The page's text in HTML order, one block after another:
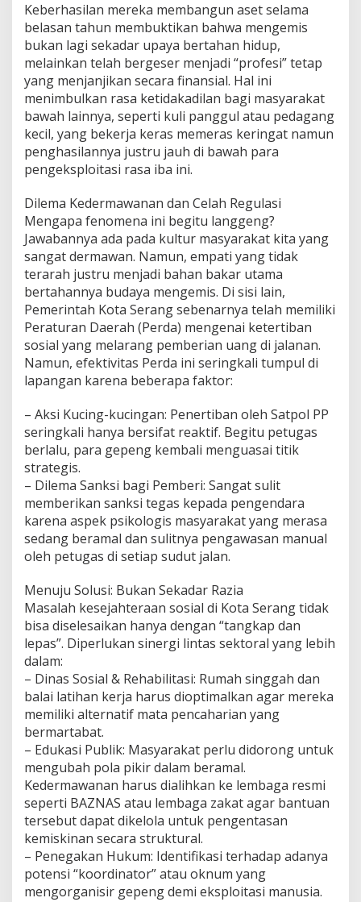
p
e
n
g
S
e
r
a
n
Keberhasilan mereka membangun aset selama
belasan tahun membuktikan bahwa mengemis
bukan lagi sekadar upaya bertahan hidup,
melainkan telah bergeser menjadi “profesi” tetap
yang menjanjikan secara finansial. Hal ini
menimbulkan rasa ketidakadilan bagi masyarakat
bawah lainnya, seperti kuli panggul atau pedagang
kecil, yang bekerja keras memeras keringat namun
penghasilannya justru jauh di bawah para
pengeksploitasi rasa iba ini.
Dilema Kedermawanan dan Celah Regulasi
Mengapa fenomena ini begitu langgeng?
Jawabannya ada pada kultur masyarakat kita yang
sangat dermawan. Namun, empati yang tidak
terarah justru menjadi bahan bakar utama
bertahannya budaya mengemis. Di sisi lain,
Pemerintah Kota Serang sebenarnya telah memiliki
Peraturan Daerah (Perda) mengenai ketertiban
sosial yang melarang pemberian uang di jalanan.
Namun, efektivitas Perda ini seringkali tumpul di
lapangan karena beberapa faktor:
– Aksi Kucing-kucingan: Penertiban oleh Satpol PP
seringkali hanya bersifat reaktif. Begitu petugas
berlalu, para gepeng kembali menguasai titik
strategis.
– Dilema Sanksi bagi Pemberi: Sangat sulit
memberikan sanksi tegas kepada pengendara
karena aspek psikologis masyarakat yang merasa
sedang beramal dan sulitnya pengawasan manual
oleh petugas di setiap sudut jalan.
Menuju Solusi: Bukan Sekadar Razia
Masalah kesejahteraan sosial di Kota Serang tidak
bisa diselesaikan hanya dengan “tangkap dan
lepas”. Diperlukan sinergi lintas sektoral yang lebih
dalam:
– Dinas Sosial & Rehabilitasi: Rumah singgah dan
balai latihan kerja harus dioptimalkan agar mereka
memiliki alternatif mata pencaharian yang
bermartabat.
– Edukasi Publik: Masyarakat perlu didorong untuk
mengubah pola pikir dalam beramal.
Kedermawanan harus dialihkan ke lembaga resmi
seperti BAZNAS atau lembaga zakat agar bantuan
tersebut dapat dikelola untuk pengentasan
kemiskinan secara struktural.
– Penegakan Hukum: Identifikasi terhadap adanya
potensi “koordinator” atau oknum yang
mengorganisir gepeng demi eksploitasi manusia.